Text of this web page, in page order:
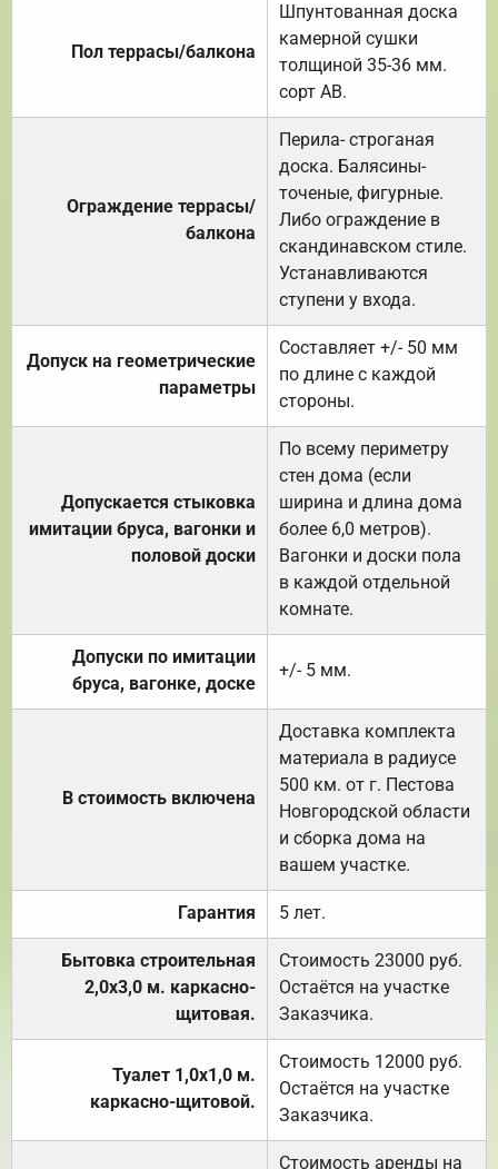
Пол террасы/балкона
Шпунтованная доска
камерной сушки
толщиной 35-36 мм.
сорт АВ.
Ограждение террасы/
балкона
Перила- строганая
доска. Балясины-
точеные, фигурные.
Либо ограждение в
скандинавском стиле.
Устанавливаются
ступени у входа.
Допуск на геометрические
параметры
Составляет +/- 50 мм
по длине с каждой
стороны.
Допускается стыковка
имитации бруса, вагонки и
половой доски
По всему периметру
стен дома (если
ширина и длина дома
более 6,0 метров).
Вагонки и доски пола
в каждой отдельной
комнате.
Допуски по имитации
бруса, вагонке, доске
+/- 5 мм.
В стоимость включена
Доставка комплекта
материала в радиусе
500 км. от г. Пестова
Новгородской области
и сборка дома на
вашем участке.
Гарантия 5 лет.
Бытовка строительная
2,0х3,0 м. каркасно-
щитовая.
Стоимость 23000 руб.
Остаётся на участке
Заказчика.
Туалет 1,0х1,0 м.
каркасно-щитовой.
Стоимость 12000 руб.
Остаётся на участке
Заказчика.
Стоимость аренды на